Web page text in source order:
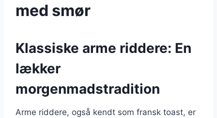
med smør
Klassiske arme riddere: En
lækker
morgenmadstradition
Arme riddere, også kendt som fransk toast, er